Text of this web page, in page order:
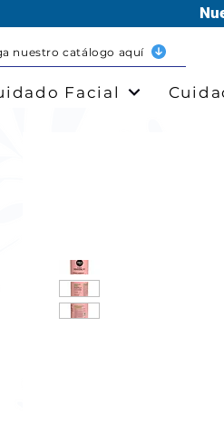
nuestro catálogo aquí
Facial